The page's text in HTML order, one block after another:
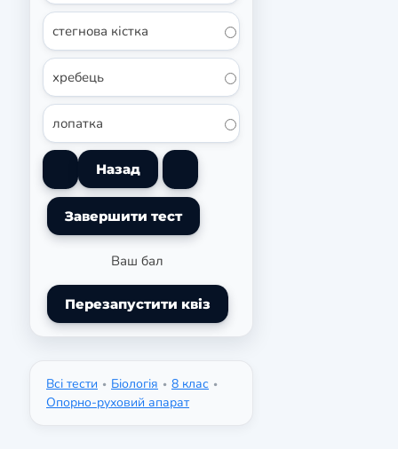
стегнова кістка
хребець
лопатка
Ваш бал
Перезапустити квіз
Всі тести • Біологія • 8 клас •
Опорно-руховий апарат